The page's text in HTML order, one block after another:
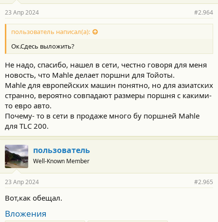
23 Апр 2024 #2.964
пользователь написал(а):
Ок.Сдесь выложить?
Не надо, спасибо, нашел в сети, честно говоря для меня
новость, что Mahle делает поршни для Тойоты.
Mahle для европейских машин понятно, но для азиатских
странно, вероятно совпадают размеры поршня с какими-
то евро авто.
Почему- то в сети в продаже много бу поршней Mahle
для TLC 200.
пользователь
Well-Known Member
23 Апр 2024 #2.965
Вот,как обещал.
Вложения